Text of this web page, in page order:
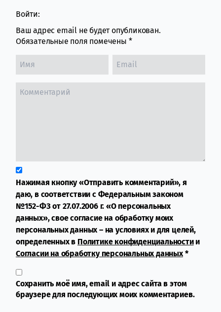
Войти:
Ваш адрес email не будет опубликован.
Обязательные поля помечены *
Нажимая кнопку «Отправить комментарий», я
даю, в соответствии с Федеральным законом
№152-ФЗ от 27.07.2006 г. «О персональных
данных», свое согласие на обработку моих
персональных данных – на условиях и для целей,
определенных в Политике конфиденциальностии
Согласии на обработку персональных данных*
Сохранить моё имя, email и адрес сайта в этом
браузере для последующих моих комментариев.